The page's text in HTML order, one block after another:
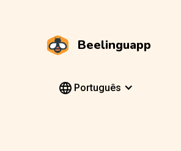
Beelinguapp
Português